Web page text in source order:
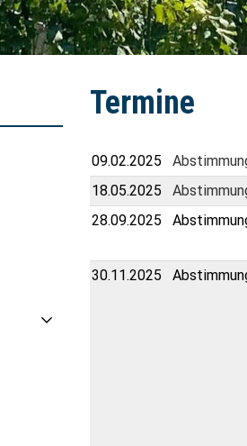
Termine
09.02.2025
18.05.2025
28.09.2025
30.11.2025